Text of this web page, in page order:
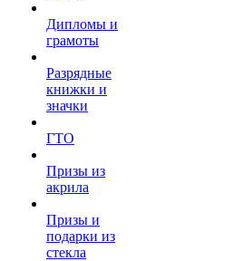
Дипломы и
грамоты
Разрядные
книжки и
значки
ГТО
Призы из
акрила
Призы и
подарки из
стекла